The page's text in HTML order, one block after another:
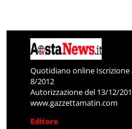
Quotidiano online Iscrizione
8/2012
Autorizzazione del 13/12/
www.gazzettamatin.com
Editore